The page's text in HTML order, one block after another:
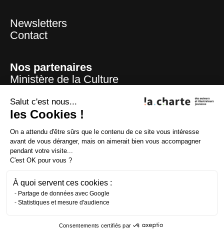
Newsletters
Contact
Nos partenaires
Ministère de la Culture
Centre national du livre
La Sofia
La SAIF
CFC
Lire et faire lire
Crédits
Salut c'est nous...
les Cookies !
On a attendu d'être sûrs que le contenu de ce site vous intéresse
avant de vous déranger, mais on aimerait bien vous accompagner
pendant votre visite...
C'est OK pour vous ?
À quoi servent ces cookies :
Partage de données avec Google
Statistiques et mesure d'audience
Consentements certifiés par